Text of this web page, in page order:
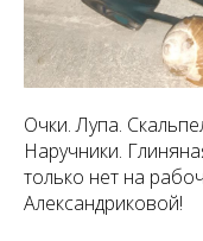
Очки. Лупа.
Наручники.
только нет на
Александриковой!